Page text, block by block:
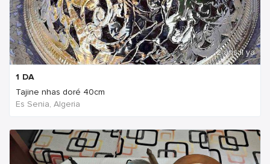
2 ans Il ya
1 DA
Tajine nhas doré 40cm
Es Senia, Algeria